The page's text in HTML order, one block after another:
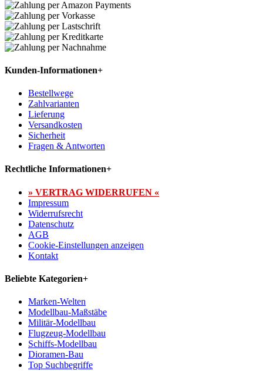
Kunden-Informationen+
Bestellwege
Zahlvarianten
Lieferung
Versandkosten
Sicherheit
Fragen & Antworten
Rechtliche Informationen+
» VERTRAG WIDERRUFEN «
Impressum
Widerrufsrecht
Datenschutz
AGB
Cookie-Einstellungen anzeigen
Kontakt
Beliebte Kategorien+
Marken-Welten
Modellbau-Maßstäbe
Militär-Modellbau
Flugzeug-Modellbau
Schiffs-Modellbau
Dioramen-Bau
Top Suchbegriffe